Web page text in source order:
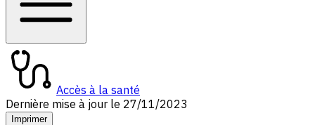
Accès à la santé
Dernière mise à jour le 27/11/2023
Imprimer